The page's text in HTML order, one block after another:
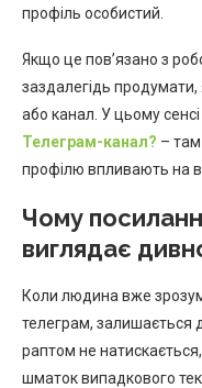
профіль особистий.
Якщо це пов’язано з
заздалегідь продумати,
або канал. У цьому
Телеграм-канал? – там
профілю впливають на
Чому
виглядає
Коли людина вже
телеграм, залишається
раптом не
шматок випадкового